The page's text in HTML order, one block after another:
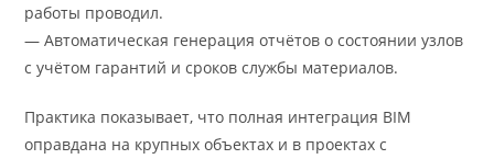
работы проводил.
— Автоматическая генерация отчётов о состоянии узлов
с учётом гарантий и сроков службы материалов.
Практика показывает, что полная интеграция BIM
оправдана на крупных объектах и в проектах с